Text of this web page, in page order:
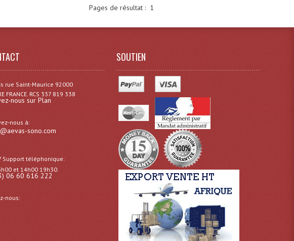
Pages de résultat : 1
rue Saint-Maurice 92000
FRANCE. RCS 337 819 338
nous sur Plan
nous à:
sono.com
Support téléphonique:
et 14h00 19h30.
06 60 616 222
nous:
SOUTIEN